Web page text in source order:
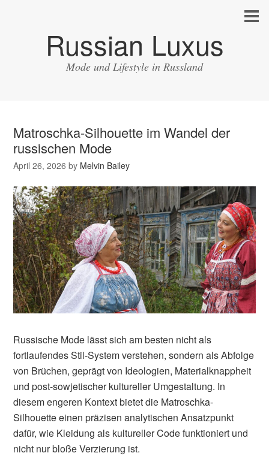
Russian Luxus
Mode und Lifestyle in Russland
Matroschka-Silhouette im Wandel der
russischen Mode
April 26, 2026 by Melvin Bailey
Russische Mode lässt sich am besten nicht als
fortlaufendes Stil-System verstehen, sondern als Abfolge
von Brüchen, geprägt von Ideologien, Materialknappheit
und post-sowjetischer kultureller Umgestaltung. In
diesem engeren Kontext bietet die Matroschka-
Silhouette einen präzisen analytischen Ansatzpunkt
dafür, wie Kleidung als kultureller Code funktioniert und
nicht nur bloße Verzierung ist.